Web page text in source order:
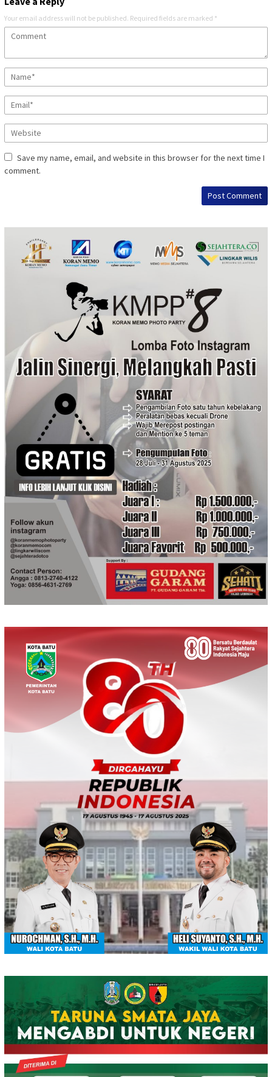
Your email address will not be published. Required fields are marked *
Save my name, email, and website in this browser for the next time I
comment.